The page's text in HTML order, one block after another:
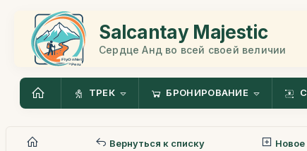
Salcantay Majestic
Сердце Анд во всей своей величии
ТРЕК БРОНИРОВАНИЕ
Вернуться к списку